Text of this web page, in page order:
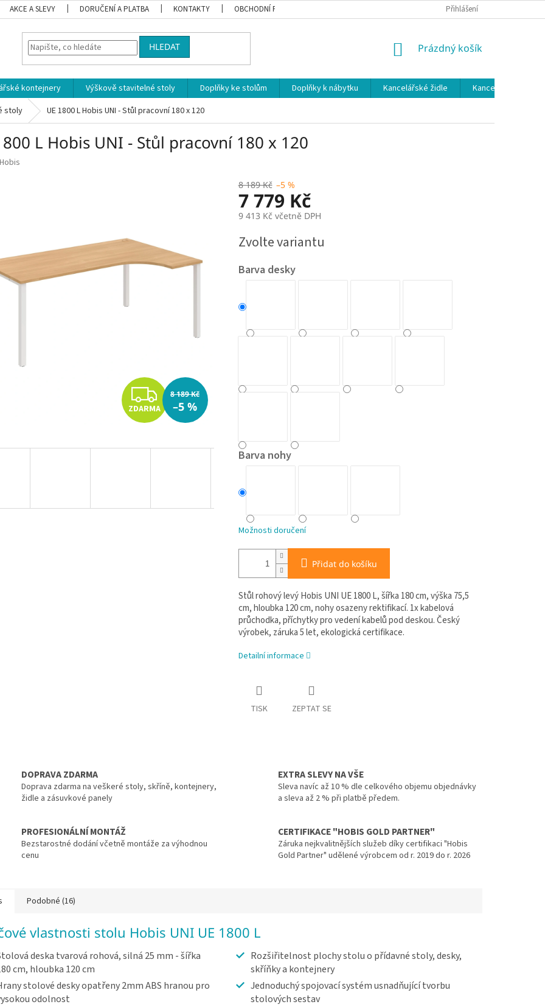
AKCE A SLEVY DORUČENÍ A PLATBA KONTAKTY OBCHODNÍ PODMÍNKY Přihlášení
HLEDAT
NÁKUPNÍ
Prázdný košík
kontejnery Výškově stavitelné stoly Doplňky ke stolům Doplňky k nábytku Kancelářské židle
Kancelářské
stoly
UE 1800 L Hobis UNI - Stůl pracovní 180 x 120
L Hobis UNI - Stůl pracovní 180 x 120
Hobis
Z
D
A
ZDARMA
8 189 Kč
–5 %
8 189 Kč –5 %
7 779 Kč
9 413 Kč včetně DPH
cena:
Zvolte variantu
Barva desky
Barva nohy
Možnosti doručení
Přidat do košíku
Stůl rohový levý Hobis UNI UE 1800 L, šířka 180 cm, výška 75,5
cm, hloubka 120 cm, nohy osazeny rektifikací. 1x kabelová
průchodka, příchytky pro vedení kabelů pod deskou. Český
výrobek, záruka 5 let, ekologická certifikace.
Detailní informace
TISK ZEPTAT SE
DOPRAVA ZDARMA
Doprava zdarma na veškeré stoly, skříně, kontejnery,
židle a zásuvkové panely
EXTRA SLEVY NA VŠE
Sleva navíc až 10 % dle celkového objemu objednávky
a sleva až 2 % při platbě předem.
PROFESIONÁLNÍ MONTÁŽ
Bezstarostné dodání včetně montáže za výhodnou
cenu
CERTIFIKACE "HOBIS GOLD PARTNER"
Záruka nejkvalitnějších služeb díky certifikaci "Hobis
Gold Partner" udělené výrobcem od r. 2019 do r. 2026
Podobné (16)
vlastnosti stolu Hobis UNI UE 1800 L
deska tvarová rohová, silná 25 mm - šířka
cm, hloubka 120 cm
stolové desky opatřeny 2mm ABS hranou pro
odolnost
Rozšiřitelnost plochy stolu o přídavné stoly, desky,
skříňky a kontejnery
Jednoduchý spojovací systém usnadňující tvorbu
stolových sestav